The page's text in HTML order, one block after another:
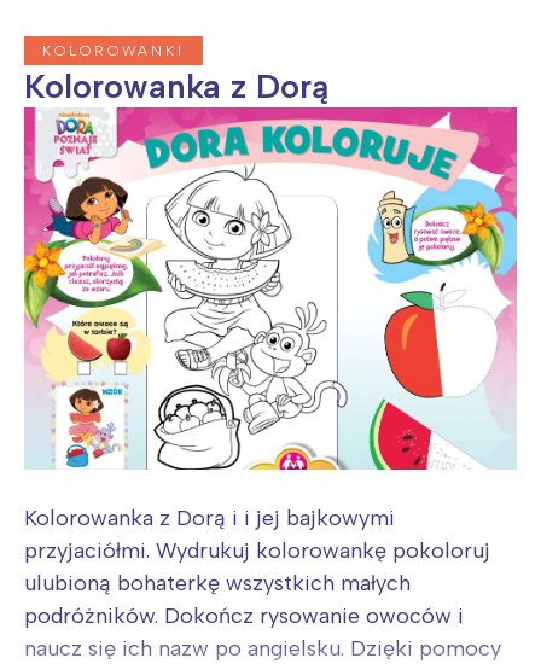
KOLOROWANKI
Kolorowanka z Dorą
Kolorowanka z Dorą i i jej bajkowymi
przyjaciółmi. Wydrukuj kolorowankę pokoloruj
ulubioną bohaterkę wszystkich małych
podróżników. Dokończ rysowanie owoców i
naucz się ich nazw po angielsku. Dzięki pomocy